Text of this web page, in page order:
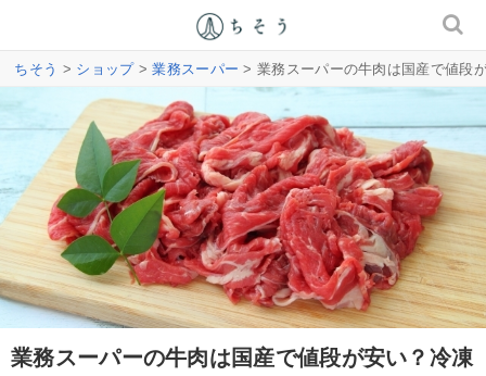
ちそう > ショップ>業務スーパー > 業務スーパーの牛肉は国産で値段
業務スーパーの牛肉は国産で値段が安い？冷凍